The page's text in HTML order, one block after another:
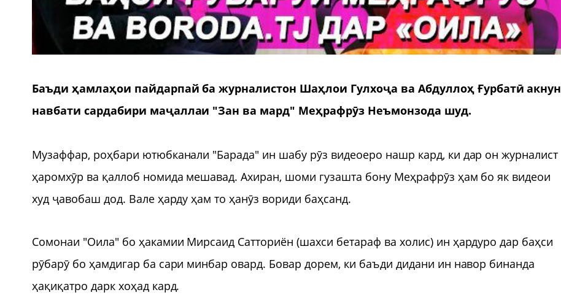
Баъди ҳамлаҳои пайдарпай ба журналистон Шаҳлои Гулхоҷа ва Абдуллоҳ Ғурбатӣ акнун
навбати сардабири маҷаллаи "Зан ва мард" Меҳрафрӯз Неъмонзода шуд.
Музаффар, роҳбари ютюбканали "Барада" ин шабу рӯз видеоеро нашр кард, ки дар он журналист
ҳаромхӯр ва қаллоб номида мешавад. Ахиран, шоми гузашта бону Меҳрафрӯз ҳам бо як видеои
худ ҷавобаш дод. Вале ҳарду ҳам то ҳанӯз вориди баҳсанд.
Сомонаи "Оила" бо ҳакамии Мирсаид Сатториён (шахси бетараф ва холис) ин ҳардуро дар баҳси
рӯбарӯ бо ҳамдигар ба сари минбар овард. Бовар дорем, ки баъди дидани ин навор бинанда
ҳақиқатро дарк хоҳад кард.